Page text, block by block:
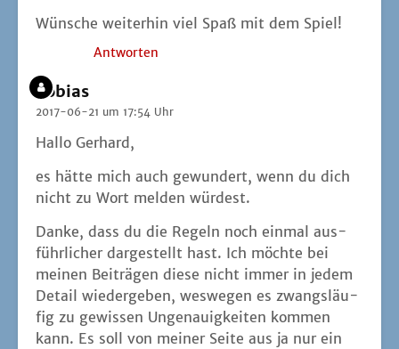
Wün­sche wei­ter­hin viel Spaß mit dem Spiel!
Antworten
Tobias
2017-06-21 um 17:54 Uhr
Hal­lo Gerhard,
es hät­te mich auch gewun­dert, wenn du dich
nicht zu Wort mel­den würdest.
Dan­ke, dass du die Regeln noch ein­mal aus­
führ­li­cher dar­ge­stellt hast. Ich möch­te bei
mei­nen Bei­trä­gen die­se nicht immer in jedem
Detail wie­der­ge­ben, wes­we­gen es zwangs­läu­
fig zu gewis­sen Unge­nau­ig­kei­ten kom­men
kann. Es soll von mei­ner Sei­te aus ja nur ein